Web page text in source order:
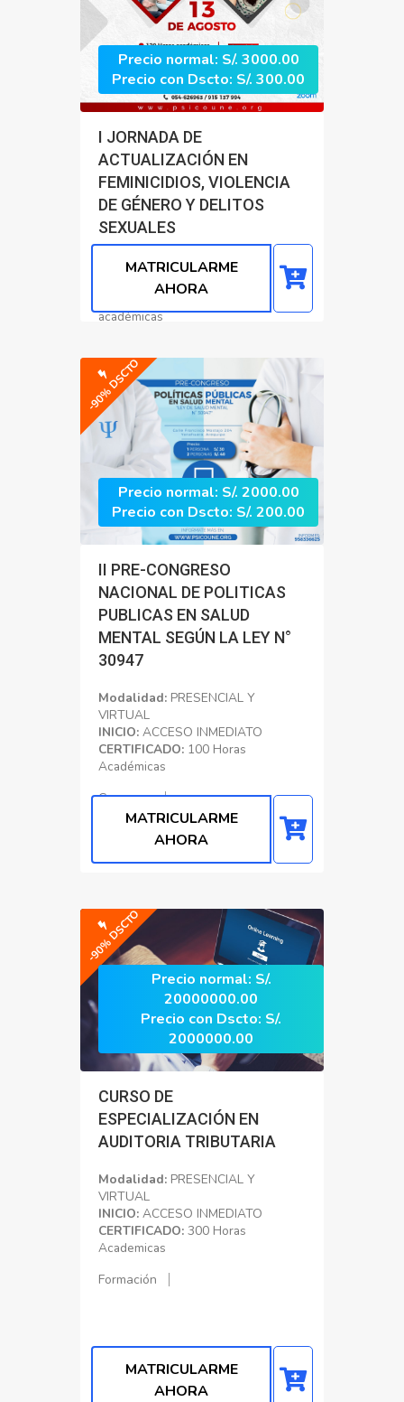
Precio normal: S/. 3000.00
Precio con Dscto: S/. 300.00
I JORNADA DE
ACTUALIZACIÓN EN
FEMINICIDIOS, VIOLENCIA
DE GÉNERO Y DELITOS
SEXUALES
Modalidad:VIRTUAL
ACCESO INMEDIATO
CERTIFICADO:120 horas
académicas
MATRICULARME
AHORA
-90% DSCTO
Precio normal: S/. 2000.00
Precio con Dscto: S/. 200.00
II PRE-CONGRESO
NACIONAL DE POLITICAS
PUBLICAS EN SALUD
MENTAL SEGÚN LA LEY N°
30947
Modalidad: PRESENCIAL Y
VIRTUAL
INICIO: ACCESO INMEDIATO
CERTIFICADO: 100 Horas
Académicas
Congreso
MATRICULARME
AHORA
-90% DSCTO
Precio normal: S/.
20000000.00
Precio con Dscto: S/.
2000000.00
CURSO DE
ESPECIALIZACIÓN EN
AUDITORIA TRIBUTARIA
Modalidad: PRESENCIAL Y
VIRTUAL
INICIO: ACCESO INMEDIATO
CERTIFICADO: 300 Horas
Academicas
Formación
MATRICULARME
AHORA